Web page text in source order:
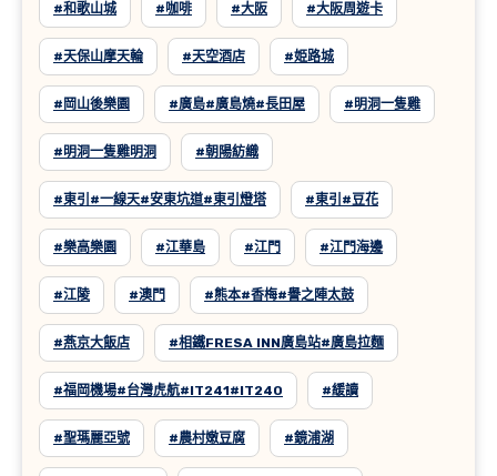
#和歌山城 #咖啡 #大阪 #大阪周遊卡
#天保山摩天輪 #天空酒店 #姫路城
#岡山後樂園 #廣島#廣島燒#長田屋 #明洞一隻雞
#明洞一隻雞明洞 #朝陽紡織
#東引#一線天#安東坑道#東引燈塔 #東引#豆花
#樂高樂園 #江華島 #江門 #江門海邊
#江陵 #澳門 #熊本#香梅#譽之陣太鼓
#燕京大飯店 #相鐵FRESA INN廣島站#廣島拉麵
#福岡機場#台灣虎航#IT241#IT240 #緩讀
#聖瑪麗亞號 #農村嫩豆腐 #鏡浦湖